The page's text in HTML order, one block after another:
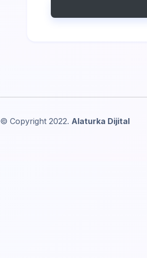
© Copyright 2022. Alaturka Dijital